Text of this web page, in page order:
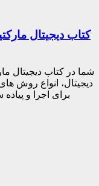
کتاب دیجیتال
شما در کتاب دیجیتال
دیجیتال، انواع روش
برای اجرا و